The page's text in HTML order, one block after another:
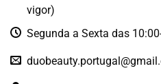
vigor)
Segunda a Sexta das